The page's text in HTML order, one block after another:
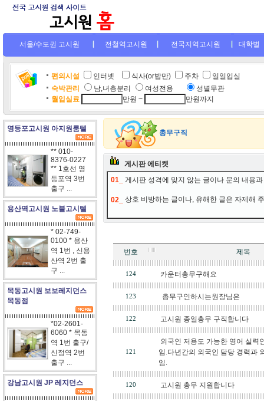
서울/수도권 고시원 전철역고시원 전국지역고시원 대학별
편의시설 인터넷 식사(or밥만) 주차
일일입실
숙박관리
남,녀층분리 여성전용
성별무관
월입실료
만원 ~ 만원까지
영등포고시원 아지원룸텔
** 010-
8376-0227
** 1호선 영
등포역 3번
출구 ...
용산역고시원 노블고시텔
* 02-749-
0100 * 용산
역 1번 , 신용
산역 2번 출
구 ...
목동고시원 보보레지던스
목동점
*02-2601-
6060 * 목동
역 1번 출구/
신정역 2번
출구 ...
강남고시원 JP 레지던스
총무구직
게시판 에티켓
01_
게시판 성격에 맞지 않는 글이나 문의 내용
02_ 상호 비방하는 글이나, 유해한 글은 자제해